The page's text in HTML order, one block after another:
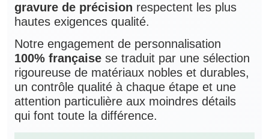
gravure de précision respectent les plus
hautes exigences qualité.
Notre engagement de personnalisation
100% française se traduit par une sélection
rigoureuse de matériaux nobles et durables,
un contrôle qualité à chaque étape et une
attention particulière aux moindres détails
qui font toute la différence.